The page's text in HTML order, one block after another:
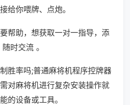
给你喂牌、点炮。
帮助，想获取一对一指导，添
时交流 。
胜率吗;普通麻将机程序控牌器
对麻将机进行复杂安装操作就
的设备或工具。